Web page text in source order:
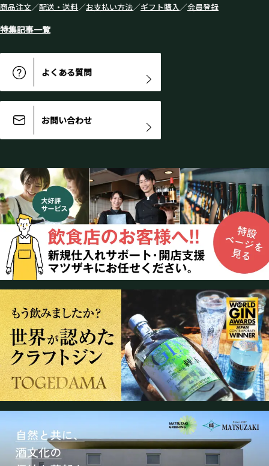
商品注文／配送・送料／お支払い方法／ギフト購入／会員登録
特集記事一覧
よくある質問
お問い合わせ